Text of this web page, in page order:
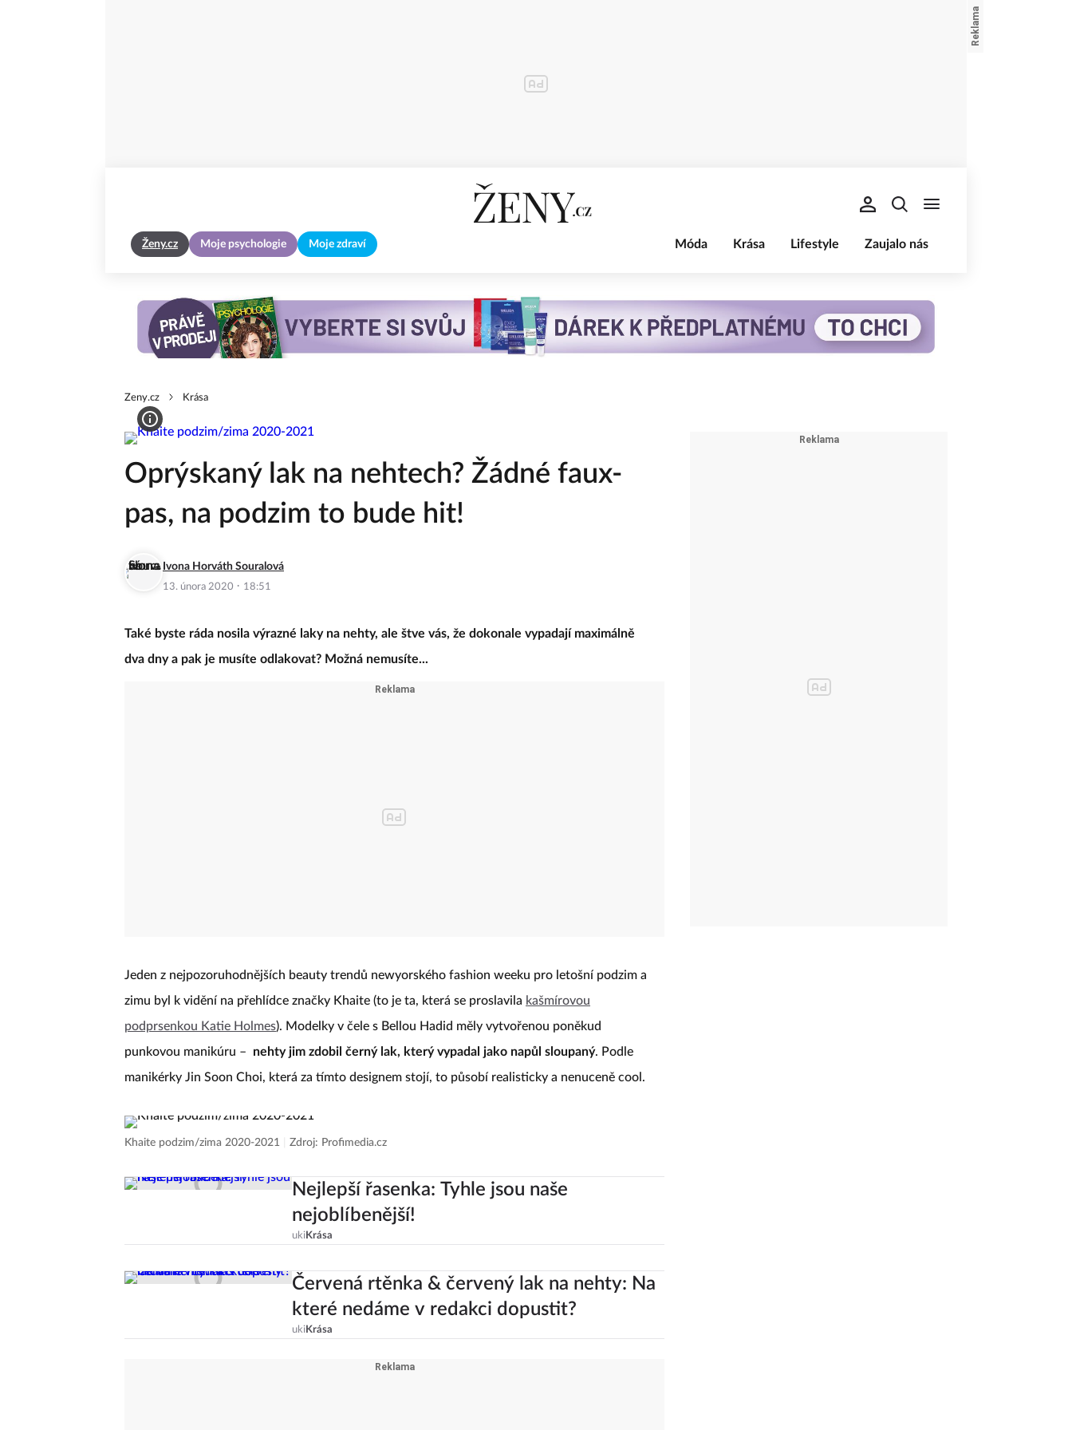
Ženy.cz Moje psychologie Moje zdraví Móda Krása Lifestyle Zaujalo nás
Zeny.cz Krása
Oprýskaný lak na nehtech? Žádné faux-
pas, na podzim to bude hit!
Ivona Horváth Souralová
13. února 2020 · 18:51
Také byste ráda nosila výrazné laky na nehty, ale štve vás, že dokonale vypadají maximálně
dva dny a pak je musíte odlakovat? Možná nemusíte...
Jeden z nejpozoruhodnějších beauty trendů newyorského fashion weeku pro letošní podzim a
zimu byl k vidění na přehlídce značky Khaite (to je ta, která se proslavila kašmírovou
podprsenkou Katie Holmes). Modelky v čele s Bellou Hadid měly vytvořenou poněkud
punkovou manikúru –
nehty jim zdobil černý lak, který vypadal jako napůl sloupaný. Podle
manikérky Jin Soon Choi, která za tímto designem stojí, to působí realisticky a nenuceně cool.
Khaite podzim/zima 2020-2021 Zdroj: Profimedia.cz
Nejlepší řasenka: Tyhle jsou naše
nejoblíbenější!
ukiKrása
Červená rtěnka & červený lak na nehty: Na
které nedáme v redakci dopustit?
ukiKrása